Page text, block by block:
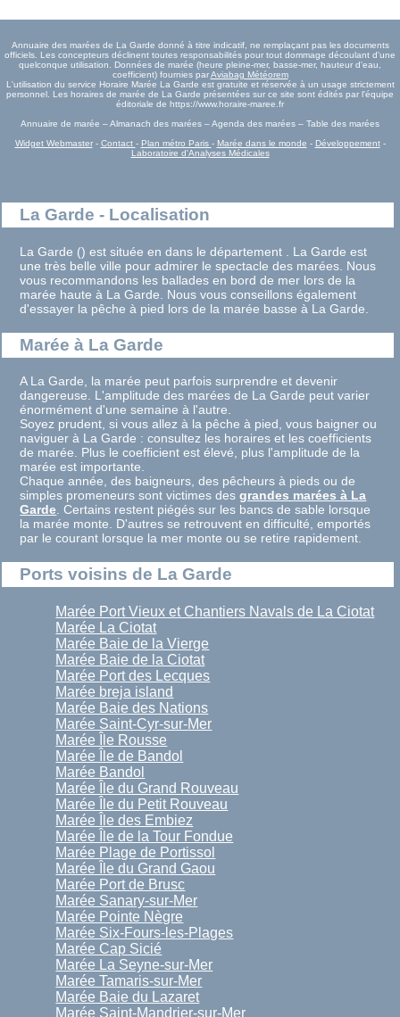
Annuaire des marées de La Garde donné à titre indicatif, ne remplaçant pas les documents
officiels. Les concepteurs déclinent toutes responsabilités pour tout dommage découlant d'une
quelconque utilisation. Données de marée (heure pleine-mer, basse-mer, hauteur d'eau,
coefficient) fournies parAviabag Météorem
L'utilisation du service Horaire Marée La Garde est gratuite et réservée à un usage strictement
personnel. Les horaires de marée de La Garde présentées sur ce site sont édités par l'équipe
éditoriale de https://www.horaire-maree.fr
Annuaire de marée – Almanach des marées – Agenda des marées – Table des marées
Widget Webmaster- Contact - Plan métro Paris - Marée dans le monde - Développement-
Laboratoire d'Analyses Médicales
La Garde - Localisation
La Garde () est située en dans le département . La Garde est
une très belle ville pour admirer le spectacle des marées. Nous
vous recommandons les ballades en bord de mer lors de la
marée haute à La Garde. Nous vous conseillons également
d'essayer la pêche à pied lors de la marée basse à La Garde.
Marée à La Garde
A La Garde, la marée peut parfois surprendre et devenir
dangereuse. L'amplitude des marées de La Garde peut varier
énormément d'une semaine à l'autre.
Soyez prudent, si vous allez à la pêche à pied, vous baigner ou
naviguer à La Garde : consultez les horaires et les coefficients
de marée. Plus le coefficient est élevé, plus l'amplitude de la
marée est importante.
Chaque année, des baigneurs, des pêcheurs à pieds ou de
simples promeneurs sont victimes desgrandes marées à La
Garde. Certains restent piégés sur les bancs de sable lorsque
la marée monte. D'autres se retrouvent en difficulté, emportés
par le courant lorsque la mer monte ou se retire rapidement.
Ports voisins de La Garde
Marée Port Vieux et Chantiers Navals de La Ciotat
Marée La Ciotat
Marée Baie de la Vierge
Marée Baie de la Ciotat
Marée Port des Lecques
Marée breja island
Marée Baie des Nations
Marée Saint-Cyr-sur-Mer
Marée Île Rousse
Marée Île de Bandol
Marée Bandol
Marée Île du Grand Rouveau
Marée Île du Petit Rouveau
Marée Île des Embiez
Marée Île de la Tour Fondue
Marée Plage de Portissol
Marée Île du Grand Gaou
Marée Port de Brusc
Marée Sanary-sur-Mer
Marée Pointe Nègre
Marée Six-Fours-les-Plages
Marée Cap Sicié
Marée La Seyne-sur-Mer
Marée Tamaris-sur-Mer
Marée Baie du Lazaret
Marée Saint-Mandrier-sur-Mer